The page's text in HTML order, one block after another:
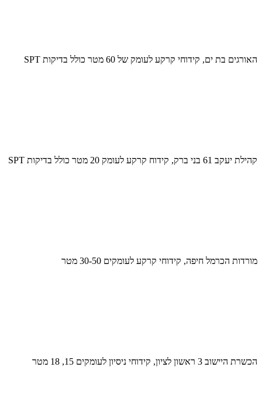
האורגים בת ים, קידוחי קרקע לעומק של 60 מטר כולל בדיקות SPT
קהילת יעקב 61 בני ברק, קידוח קרקע לעומק 20 מטר כולל בדיקות SPT
מורדות הכרמל חיפה, קידוחי קרקע לעומקים 30-50 מטר
הכשרת היישוב 3 ראשון לציון, קידוחי ניסיון לעומקים 15, 18 מטר